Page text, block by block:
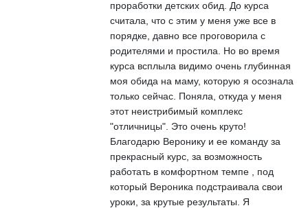
проработки детских обид. До курса
считала, что с этим у меня уже все в
порядке, давно все проговорила с
родителями и простила. Но во время
курса всплыла видимо очень глубинная
моя обида на маму, которую я осознала
только сейчас. Поняла, откуда у меня
этот неистрибимый комплекс
"отличницы". Это очень круто!
Благодарю Веронику и ее команду за
прекрасный курс, за возможность
работать в комфортном темпе , под
который Вероника подстраивала свои
уроки, за крутые результаты. Я